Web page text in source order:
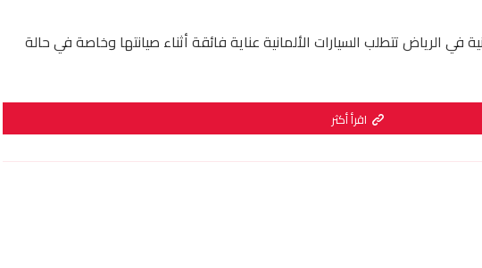
الرياض تتطلب السيارات الألمانية عناية فائقة أثناء صيانتها وخاصة في حالة
اقرأ أكثر